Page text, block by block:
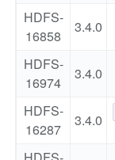
HDFS-
16858
3.4.0
HDFS-
16974
3.4.0
HDFS-
16287
3.4.0